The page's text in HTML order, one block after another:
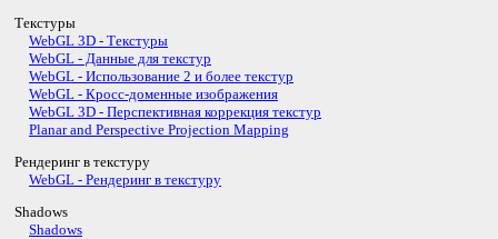
Текстуры
WebGL 3D - Текстуры
WebGL - Данные для текстур
WebGL - Использование 2 и более текстур
WebGL - Кросс-доменные изображения
WebGL 3D - Перспективная коррекция текстур
Planar and Perspective Projection Mapping
Рендеринг в текстуру
WebGL - Рендеринг в текстуру
Shadows
Shadows